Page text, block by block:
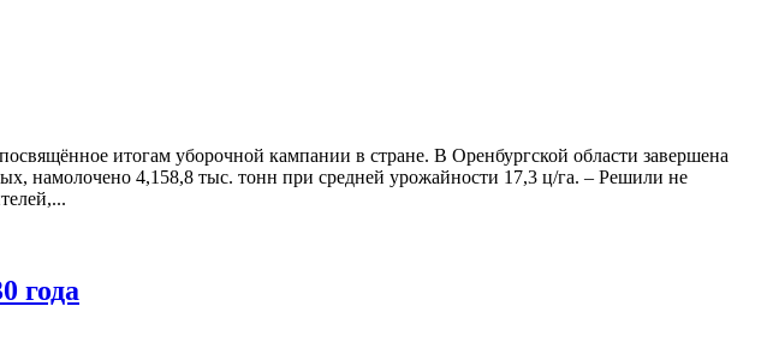
итогам уборочной кампании в стране. В Оренбургской области завершена
намолочено 4,158,8 тыс. тонн при средней урожайности 17,3 ц/га. – Решили не
года